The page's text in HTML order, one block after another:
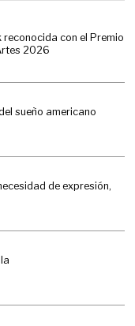
con el Premio
2026
sueño americano
de expresión,